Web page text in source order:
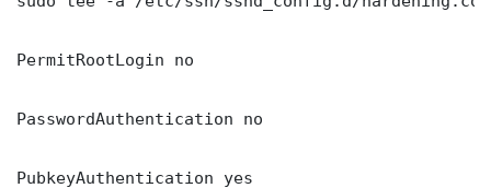
PermitRootLogin no
PasswordAuthentication no
PubkeyAuthentication yes